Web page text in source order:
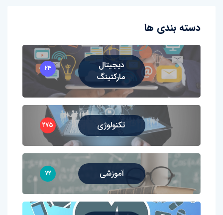
دسته بندی ها
دیجیتال
مارکتینگ
۲۴
تکنولوژی ۲۷۵
آموزشی ۷۲